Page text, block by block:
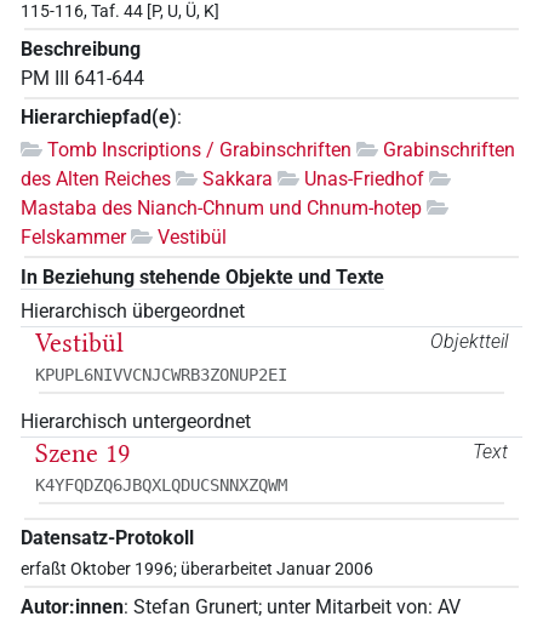
115-116, Taf. 44 [P, U, Ü, K]
Beschreibung
PM III 641-644
Hierarchiepfad(e):
Tomb Inscriptions / Grabinschriften
Grabinschriften
des Alten Reiches
Sakkara
Unas-Friedhof
Mastaba des Nianch-Chnum und Chnum-hotep
Felskammer
Vestibül
In Beziehung stehende Objekte und Texte
Hierarchisch übergeordnet
Objektteil
Vestibül
KPUPL6NIVVCNJCWRB3ZONUP2EI
Hierarchisch untergeordnet
Text
Szene 19
K4YFQDZQ6JBQXLQDUCSNNXZQWM
Datensatz-Protokoll
erfaßt Oktober 1996; überarbeitet Januar 2006
Autor:innen: Stefan Grunert; unter Mitarbeit von: AV